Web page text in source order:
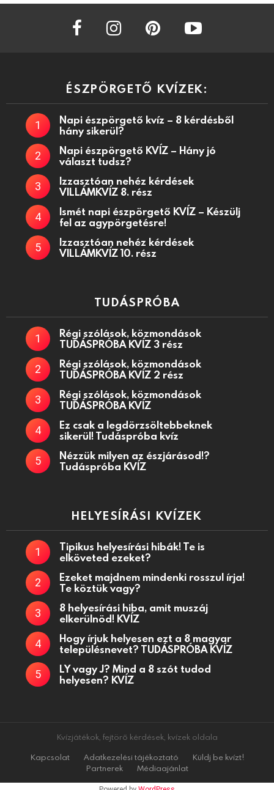
facebook instagram
ÉSZPÖRGETŐ KVÍZEK:
Napi észpörgető kvíz – 8 kérdésből
hány sikerül?
Napi észpörgető KVÍZ – Hány jó
választ tudsz?
Izzasztóan nehéz kérdések
VILLÁMKVÍZ 8. rész
Ismét napi észpörgető KVÍZ – Készülj
fel az agypörgetésre!
Izzasztóan nehéz kérdések
VILLÁMKVÍZ 10. rész
TUDÁSPRÓBA
Régi szólások, közmondások
TUDÁSPRÓBA KVÍZ 3 rész
Régi szólások, közmondások
TUDÁSPRÓBA KVÍZ 2 rész
Régi szólások, közmondások
TUDÁSPRÓBA KVÍZ
Ez csak a legdörzsöltebbeknek
sikerül! Tudáspróba kvíz
Nézzük milyen az észjárásod!?
Tudáspróba KVÍZ
HELYESÍRÁSI KVÍZEK
Tipikus helyesírási hibák! Te is
elköveted ezeket?
Ezeket majdnem mindenki rosszul írja!
Te köztük vagy?
8 helyesírási hiba, amit muszáj
elkerülnöd! KVÍZ
Hogy írjuk helyesen ezt a 8 magyar
településnevet? TUDÁSPRÓBA KVÍZ
LY vagy J? Mind a 8 szót tudod
helyesen? KVÍZ
Kvízjátékok, fejtörő kérdések, kvízek oldala
Kapcsolat
Adatkezelési tájékoztató
Küldj be kvízt!
Partnerek
Médiaajánlat